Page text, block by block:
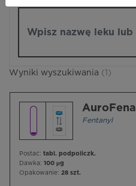
Wyniki wyszukiwania (1)
AuroFena
Fentanyl
Postać: tabl. podpoliczk.
Dawka: 100 µg
Opakowanie: 28 szt.